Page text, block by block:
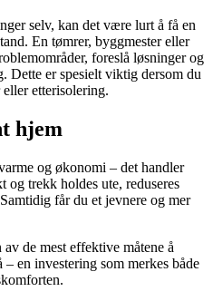
selv, kan det være lurt å få en
En tømrer, byggmester eller
foreslå løsninger og
Dette er spesielt viktig dersom du
etterisolering.
hjem
og økonomi – det handler
og trekk holdes ute, reduseres
får du et jevnere og mer
de mest effektive måtene å
en investering som merkes både